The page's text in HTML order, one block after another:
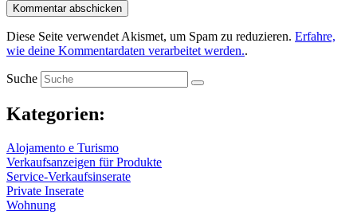
Diese Seite verwendet Akismet, um Spam zu reduzieren. Erfahre,
wie deine Kommentardaten verarbeitet werden..
Suche
Kategorien:
Alojamento e Turismo
Verkaufsanzeigen für Produkte
Service-Verkaufsinserate
Private Inserate
Wohnung